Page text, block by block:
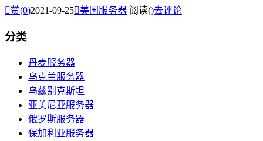
赞(0)2021-09-25美国服务器 阅读()去评论
分类
丹麦服务器
乌克兰服务器
乌兹别克斯坦
亚美尼亚服务器
俄罗斯服务器
保加利亚服务器